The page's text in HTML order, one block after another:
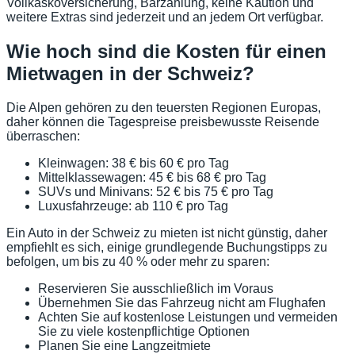
Vollkaskoversicherung, Barzahlung, keine Kaution und
weitere Extras sind jederzeit und an jedem Ort verfügbar.
Wie hoch sind die Kosten für einen
Mietwagen in der Schweiz?
Die Alpen gehören zu den teuersten Regionen Europas,
daher können die Tagespreise preisbewusste Reisende
überraschen:
Kleinwagen: 38 € bis 60 € pro Tag
Mittelklassewagen: 45 € bis 68 € pro Tag
SUVs und Minivans: 52 € bis 75 € pro Tag
Luxusfahrzeuge: ab 110 € pro Tag
Ein Auto in der Schweiz zu mieten ist nicht günstig, daher
empfiehlt es sich, einige grundlegende Buchungstipps zu
befolgen, um bis zu 40 % oder mehr zu sparen:
Reservieren Sie ausschließlich im Voraus
Übernehmen Sie das Fahrzeug nicht am Flughafen
Achten Sie auf kostenlose Leistungen und vermeiden
Sie zu viele kostenpflichtige Optionen
Planen Sie eine Langzeitmiete